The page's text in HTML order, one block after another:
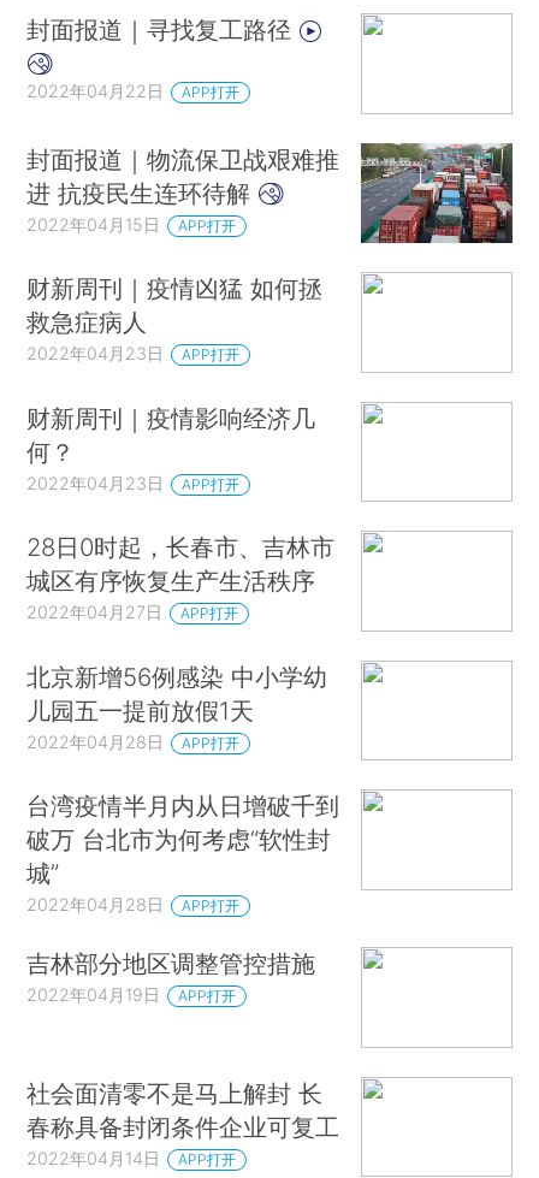
封面报道｜寻找复工路径
2022年04月22日 APP打开
封面报道｜物流保卫战艰难推
进 抗疫民生连环待解
2022年04月15日 APP打开
财新周刊｜疫情凶猛 如何拯
救急症病人
2022年04月23日 APP打开
财新周刊｜疫情影响经济几
何？
2022年04月23日 APP打开
28日0时起，长春市、吉林市
城区有序恢复生产生活秩序
2022年04月27日 APP打开
北京新增56例感染 中小学幼
儿园五一提前放假1天
2022年04月28日 APP打开
台湾疫情半月内从日增破千到
破万 台北市为何考虑“软性封
城”
2022年04月28日 APP打开
吉林部分地区调整管控措施
2022年04月19日 APP打开
社会面清零不是马上解封 长
春称具备封闭条件企业可复工
2022年04月14日 APP打开